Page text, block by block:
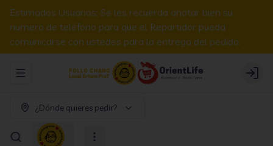
Estimados Usuarios: Se les recuerda anotar bien su
numero de teléfono para que el Repartidor pueda
comunicarse con ustedes para la entrega del pedido.
Abrir menu de navegación Login
¿Dónde quieres pedir?